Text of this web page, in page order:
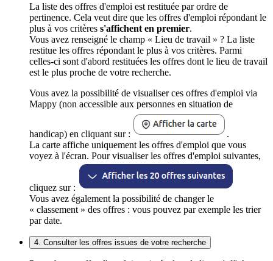
La liste des offres d'emploi est restituée par ordre de
pertinence. Cela veut dire que les offres d'emploi répondant le
plus à vos critères s'affichent en premier.
Vous avez renseigné le champ « Lieu de travail » ? La liste
restitue les offres répondant le plus à vos critères. Parmi
celles-ci sont d'abord restituées les offres dont le lieu de travail
est le plus proche de votre recherche.
Vous avez la possibilité de visualiser ces offres d'emploi via
Mappy (non accessible aux personnes en situation de
handicap) en cliquant sur :
.
La carte affiche uniquement les offres d'emploi que vous
voyez à l'écran. Pour visualiser les offres d'emploi suivantes,
cliquez sur :
Vous avez également la possibilité de changer le
« classement » des offres : vous pouvez par exemple les trier
par date.
4. Consulter les offres issues de votre recherche